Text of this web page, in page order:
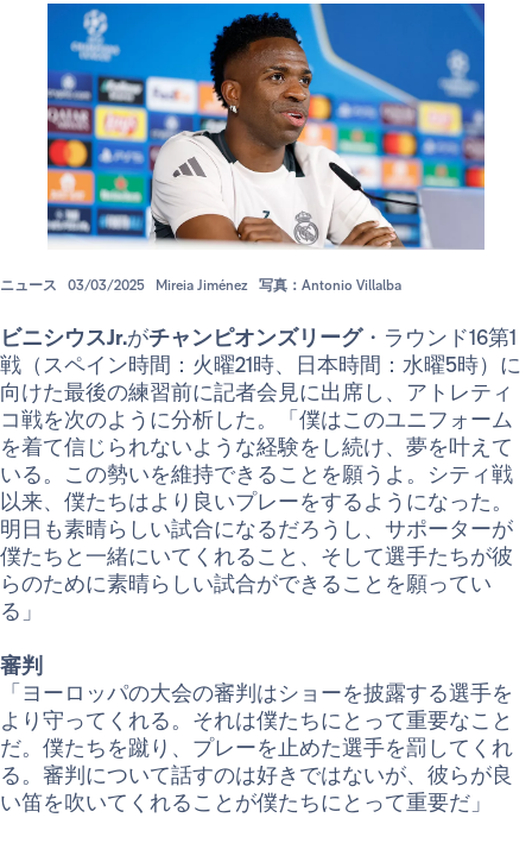
ニュース 03/03/2025 Mireia Jiménez 写真：Antonio Villalba
ビニシウスJr.がチャンピオンズリーグ・ラウンド16第1
戦（スペイン時間：火曜21時、日本時間：水曜5時）に
向けた最後の練習前に記者会見に出席し、アトレティ
コ戦を次のように分析した。「僕はこのユニフォーム
を着て信じられないような経験をし続け、夢を叶えて
いる。この勢いを維持できることを願うよ。シティ戦
以来、僕たちはより良いプレーをするようになった。
明日も素晴らしい試合になるだろうし、サポーターが
僕たちと一緒にいてくれること、そして選手たちが彼
らのために素晴らしい試合ができることを願ってい
る」
審判
「ヨーロッパの大会の審判はショーを披露する選手を
より守ってくれる。それは僕たちにとって重要なこと
だ。僕たちを蹴り、プレーを止めた選手を罰してくれ
る。審判について話すのは好きではないが、彼らが良
い笛を吹いてくれることが僕たちにとって重要だ」